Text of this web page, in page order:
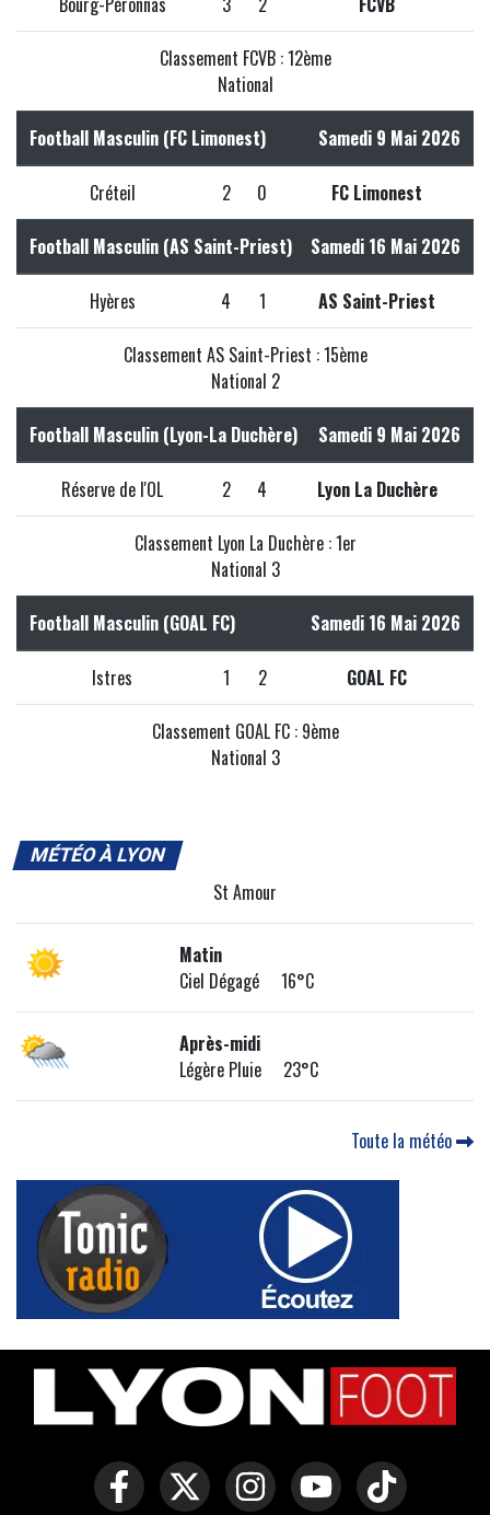
Classement FCVB : 12ème
National
Football Masculin (FC Limonest) Samedi 9 Mai 2026
Créteil 2 0 FC Limonest
Football Masculin (AS Saint-Priest) Samedi 16 Mai 2026
Hyères 4 1 AS Saint-Priest
Classement AS Saint-Priest : 15ème
National 2
Football Masculin (Lyon-La Duchère) Samedi 9 Mai 2026
Réserve de l'OL 2 4 Lyon La Duchère
Classement Lyon La Duchère : 1er
National 3
Football Masculin (GOAL FC) Samedi 16 Mai 2026
Istres 1 2 GOAL FC
Classement GOAL FC : 9ème
National 3
MÉTÉO À LYON
St Amour
Matin
Ciel Dégagé 16°C
Après-midi
Légère Pluie 23°C
Toute la météo